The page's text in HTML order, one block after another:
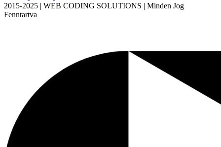
2015-2025 | WEB CODING SOLUTIONS | Minden Jog
Fenntartva